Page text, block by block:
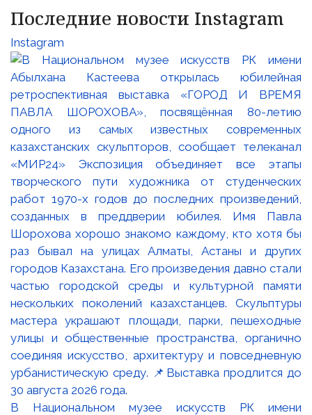
Последние новости Instagram
Instagram
В Национальном музее искусств РК имени